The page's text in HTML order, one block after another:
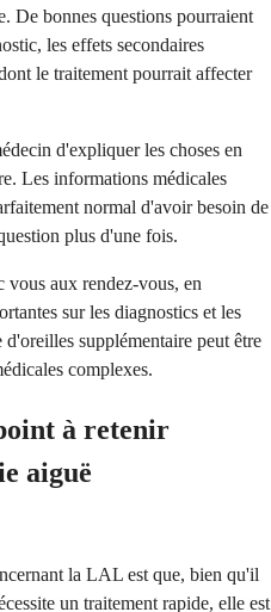
De bonnes questions pourraient
les effets secondaires
le traitement pourrait affecter
d'expliquer les choses en
Les informations médicales
normal d'avoir besoin de
plus d'une fois.
vous aux rendez-vous, en
sur les diagnostics et les
supplémentaire peut être
complexes.
à retenir
aiguë
la LAL est que, bien qu'il
un traitement rapide, elle est